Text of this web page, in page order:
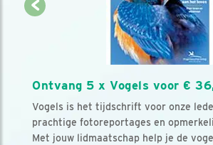
Ontvang 5 x Vogels voor €
Vogels is het tijdschrift voor onze
prachtige fotoreportages en
Met jouw lidmaatschap help je de